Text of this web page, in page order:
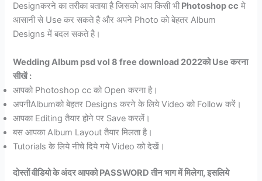
Designकरने का तरीका बताया है जिसको आप किसी भीPhotoshop cc मे
आसानी से Use कर सकते है और अपने Photo को बेहतर Album
Designs में बदल सकते है।
Wedding Album psd vol 8 free download 2022को Use करना
सीखें:
आपको Photoshop cc को Open करना है।
अपनीAlbumको बेहतर Designs करने के लिये Video को Follow करें।
आपका Editing तैयार होने पर Save करलें।
बस आपका Album Layout तैयार मिलता है।
Tutorials के लिये नीचे दिये गये Video को देखें।
दोस्तों वीडियो के अंदर आपकोPASSWORDतीन भाग मेंमिलेगा,इसलिये